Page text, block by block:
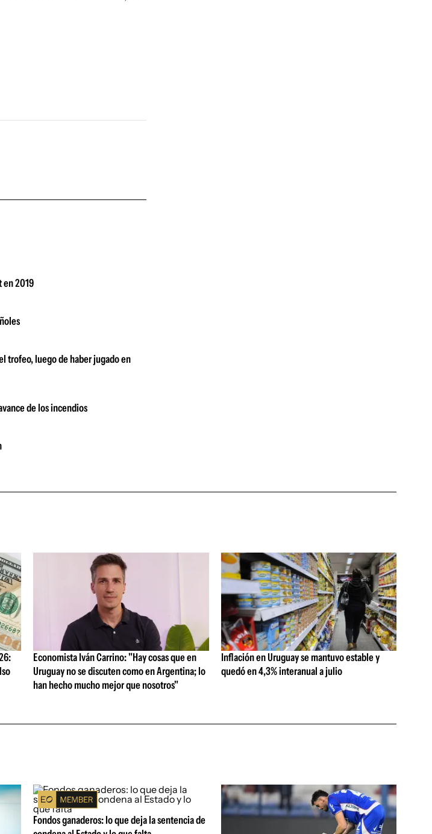
en 2019
trofeo, luego de haber jugado en
de los incendios
Economista Iván Carrino: "Hay cosas que en
Uruguay no se discuten como en Argentina; lo
han hecho mucho mejor que nosotros"
Inflación en Uruguay se mantuvo estable y
quedó en 4,3% interanual a julio
Fondos ganaderos: lo que deja la sentencia de